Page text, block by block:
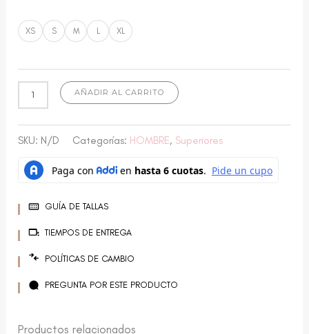
XS S M L XL
AÑADIR AL CARRITO
SKU: N/D Categorías: HOMBRE, Superiores
GUÍA DE TALLAS
TIEMPOS DE ENTREGA
POLÍTICAS DE CAMBIO
PREGUNTA POR ESTE PRODUCTO
Productos relacionados